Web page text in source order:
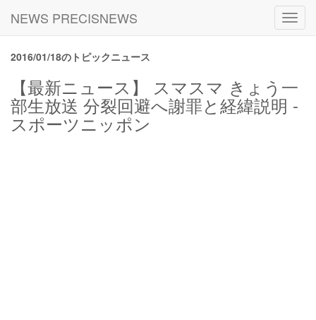
NEWS PRECISNEWS
2016/01/18のトピックニュース
【最新ニュース】 スマスマ きょう一
部生放送 分裂回避へ謝罪と経緯説明 -
スポーツニッポン